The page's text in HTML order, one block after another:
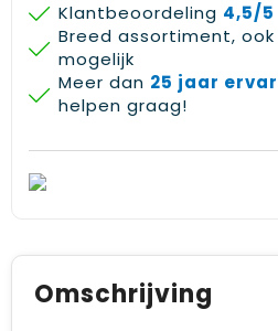
Klantbeoordeling 4,5/5
Breed assortiment, ook
mogelijk
Meer dan 25 jaar
helpen graag!
Omschrijving